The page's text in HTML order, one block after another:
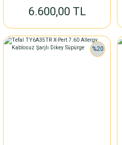
6.600,00 TL
%20